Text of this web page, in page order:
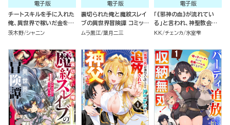
電子版
チートスキルを手に入れた
俺、異世界で稼いだ金を元
に日本の田舎でのんびり過
版）
茨木野 シャニン
電子版
裏切られた俺と魔紋スレイ
ブの異世界冒険譚 コミック
版 （1）
ムラ黒江 葉月二三
電子版
「《邪神の血》が流れてい
る」と言われ、神聖教会を
追放された神父です。 ～理
されたら、信仰対象の女神
様も一緒についてきちゃい
ました～ コミック版 （1）
KK チェンカ 氷室雫